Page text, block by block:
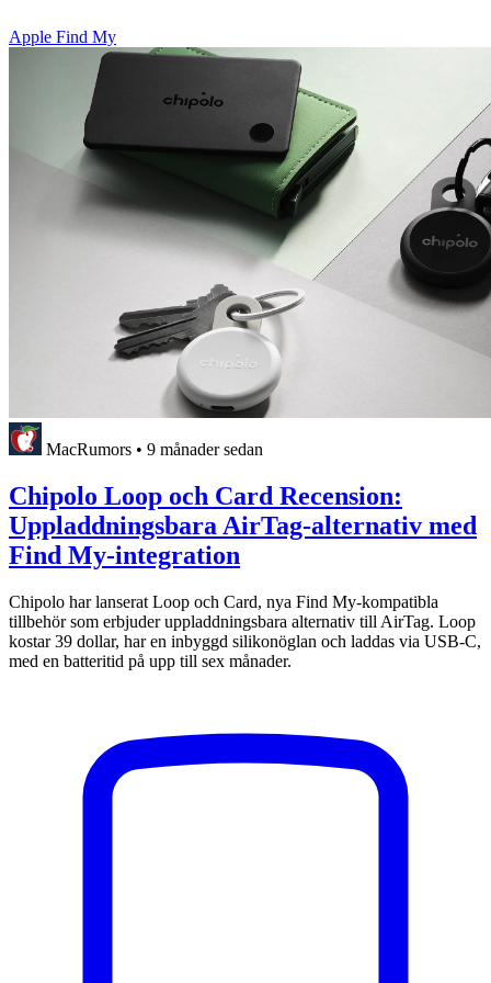
Apple Find My
MacRumors • 9 månader sedan
Chipolo Loop och Card Recension:
Uppladdningsbara AirTag-alternativ med
Find My-integration
Chipolo har lanserat Loop och Card, nya Find My-kompatibla
tillbehör som erbjuder uppladdningsbara alternativ till AirTag. Loop
kostar 39 dollar, har en inbyggd silikonöglan och laddas via USB-C,
med en batteritid på upp till sex månader.